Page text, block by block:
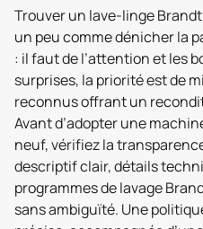
Trouver un lave-linge
un peu comme dénicher la
: il faut de l’attention et les
surprises, la priorité est de
reconnus offrant un
Avant d’adopter une
neuf, vérifiez la
descriptif clair, détails
programmes de lavage
sans ambiguïté. Une